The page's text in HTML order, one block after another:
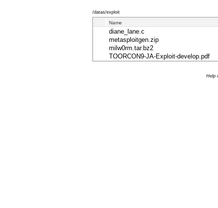
/datas/exploit
Name
diane_lane.c
metasploitgen.zip
milw0rm.tar.bz2
TOORCON9-JA-Exploit-develop.pdf
Help